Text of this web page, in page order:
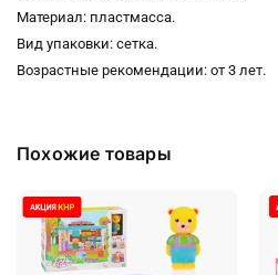
Материал: пластмасса.
Вид упаковки: сетка.
Возрастные рекомендации: от 3 лет.
Похожие товары